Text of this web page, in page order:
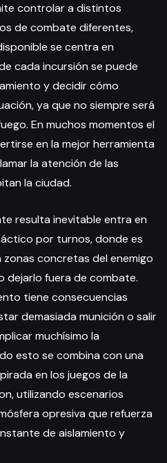
controlar a distintos
de combate diferentes,
se centra en
cada incursión se puede
y decidir cómo
ya que no siempre será
En muchos momentos el
en la mejor herramienta
la atención de las
la ciudad.
resulta inevitable entra en
por turnos, donde es
concretas del enemigo
dejarlo fuera de combate.
tiene consecuencias
demasiada munición o salir
muchísimo la
esto se combina con una
en los juegos de la
utilizando escenarios
opresiva que refuerza
de aislamiento y